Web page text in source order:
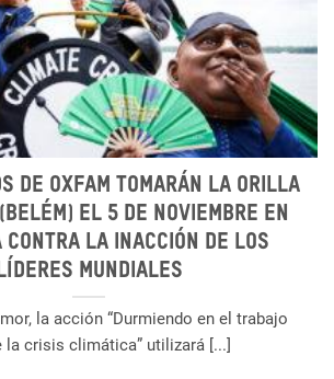
de Oxfam tomarán la orilla
el 5 de noviembre en
la inacción de los
mundiales
la acción “Durmiendo en el trabajo
la crisis climática” utilizará [...]